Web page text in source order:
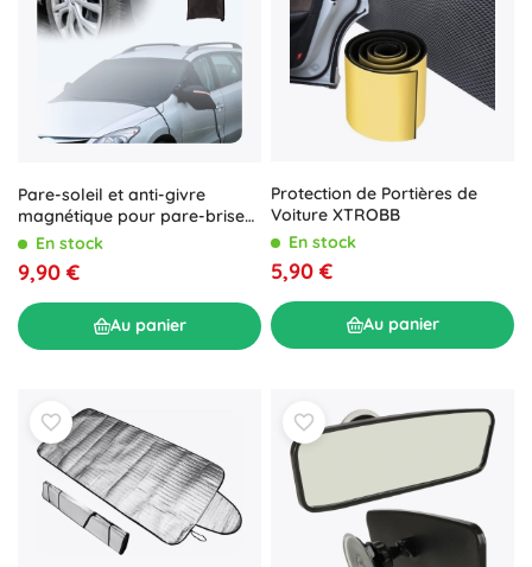
Pare-soleil et anti-givre
magnétique pour pare-brise
de voiture
En stock
9,90 €
Au panier
Protection de Portières de
Voiture XTROBB
En stock
5,90 €
Au panier